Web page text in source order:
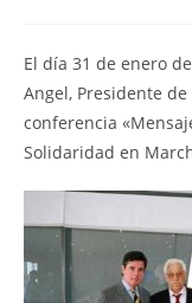
entrada:
El día 31 de enero
Angel, Presidente
conferencia
Solidaridad en